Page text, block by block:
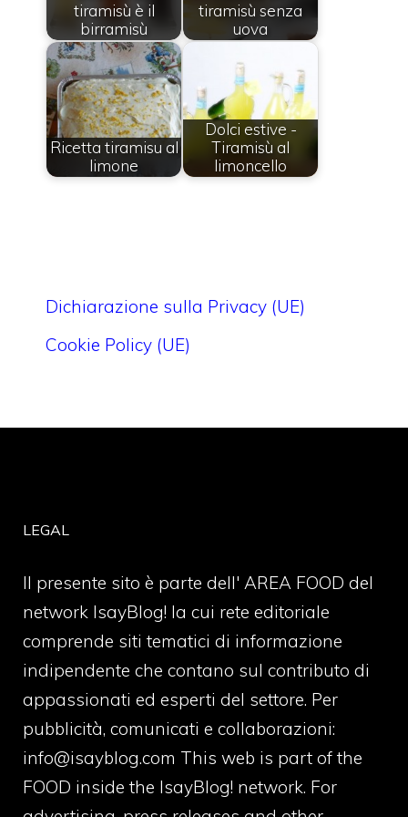
tiramisù è il
birramisù
tiramisù senza
uova
Ricetta tiramisu al
limone
Dolci estive -
Tiramisù al
limoncello
Dichiarazione sulla Privacy (UE)
Cookie Policy (UE)
LEGAL
Il presente sito è parte dell' AREA FOOD del
network IsayBlog! la cui rete editoriale
comprende siti tematici di informazione
indipendente che contano sul contributo di
appassionati ed esperti del settore. Per
pubblicità, comunicati e collaborazioni:
info@isayblog.com This web is part of the
FOOD inside the IsayBlog! network. For